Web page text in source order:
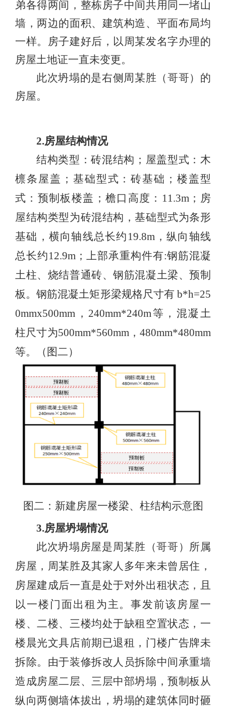
弟各得两间，整栋房子中间共用同一堵山
墙，两边的面积、建筑构造、平面布局均
一样。房子建好后，以周某发名字办理的
房屋土地证一直未变更。
此次坍塌的是右侧周某胜（哥哥）的
房屋。
2.房屋结构情况
结构类型：砖混结构；屋盖型式：木
檩条屋盖；基础型式：砖基础；楼盖型
式：预制板楼盖；檐口高度：11.3m；房
屋结构类型为砖混结构，基础型式为条形
基础，横向轴线总长约19.8m，纵向轴线
总长约12.9m；上部承重构件有:钢筋混凝
土柱、烧结普通砖、钢筋混凝土梁、预制
板。钢筋混凝土矩形梁规格尺寸有 b*h=25
0mmx500mm，240mm*240m等，混凝土
柱尺寸为500mm*560mm，480mm*480mm
等。（图二）
图二：新建房屋一楼梁、柱结构示意图
3.房屋坍塌情况
此次坍塌房屋是周某胜（哥哥）所属
房屋，周某胜及其家人多年来未曾居住，
房屋建成后一直是处于对外出租状态，且
以一楼门面出租为主。事发前该房屋一
楼、二楼、三楼均处于缺租空置状态，一
楼晨光文具店前期已退租，门楼广告牌未
拆除。由于装修拆改人员拆除中间承重墙
造成房屋二层、三层中部坍塌，预制板从
纵向两侧墙体拔出，坍塌的建筑体同时砸